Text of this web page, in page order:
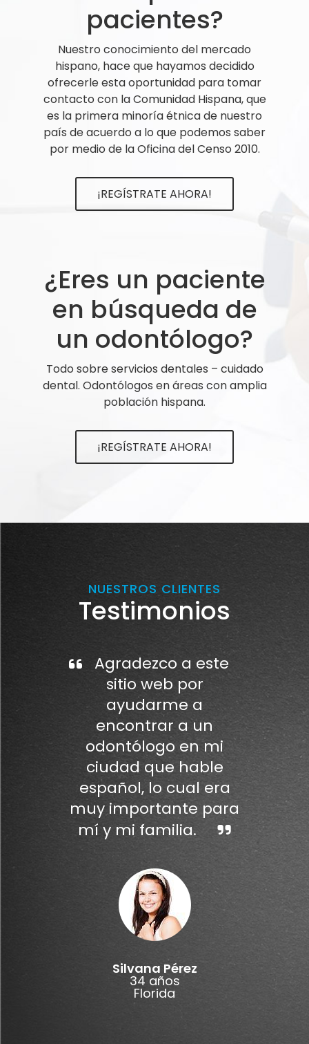
pacientes?
Nuestro conocimiento del mercado
hispano, hace que hayamos decidido
ofrecerle esta oportunidad para tomar
contacto con la Comunidad Hispana, que
es la primera minoría étnica de nuestro
país de acuerdo a lo que podemos saber
por medio de la Oficina del Censo 2010.
¡REGÍSTRATE AHORA!
¿Eres un paciente
en búsqueda de
un odontólogo?
Todo sobre servicios dentales – cuidado
dental. Odontólogos en áreas con amplia
población hispana.
¡REGÍSTRATE AHORA!
NUESTROS CLIENTES
Testimonios
Agradezco a este
sitio web por
ayudarme a
encontrar a un
odontólogo en mi
ciudad que hable
español, lo cual era
muy importante para
mí y mi familia.
Silvana Pérez
34 años
Florida